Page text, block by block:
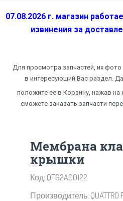
07.08.2026 г. магазин
извинения за
Для просмотра запчастей, их
в интересующий Вас раздел.
положите ее в Корзину, нажав на
сможете заказать запчасти
Мембрана
крышки
Код: QF62A00122
Производитель: QUATTRO